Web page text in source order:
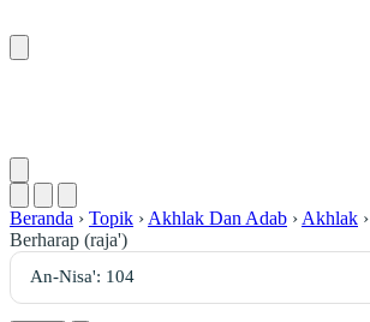
Beranda › Topik › Akhlak Dan Adab › Akhlak ›
Berharap (raja')